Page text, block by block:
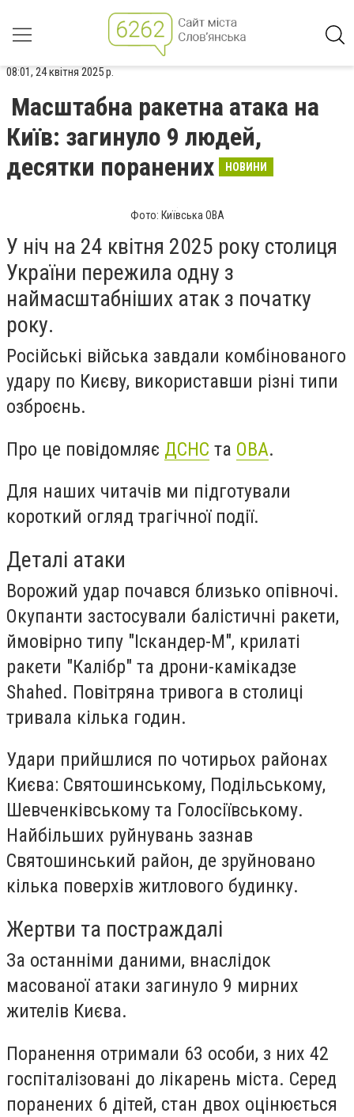
08:01, 24 квітня 2025 р.
Масштабна ракетна атака на
Київ: загинуло 9 людей,
десятки поранених
НОВИНИ
Фото: Київська ОВА
У ніч на 24 квітня 2025 року столиця
України пережила одну з
наймасштабніших атак з початку
року.
Російські війська завдали комбінованого
удару по Києву, використавши різні типи
озброєнь.
Про це повідомляє ДСНС та ОВА.
Для наших читачів ми підготували
короткий огляд трагічної події.
Деталі атаки
Ворожий удар почався близько опівночі.
Окупанти застосували балістичні ракети,
ймовірно типу "Іскандер-М", крилаті
ракети "Калібр" та дрони-камікадзе
Shahed. Повітряна тривога в столиці
тривала кілька годин.
Удари прийшлися по чотирьох районах
Києва: Святошинському, Подільському,
Шевченківському та Голосіївському.
Найбільших руйнувань зазнав
Святошинський район, де зруйновано
кілька поверхів житлового будинку.
Жертви та постраждалі
За останніми даними, внаслідок
масованої атаки загинуло 9 мирних
жителів Києва.
Поранення отримали 63 особи, з них 42
госпіталізовані до лікарень міста. Серед
поранених 6 дітей, стан двох оцінюється